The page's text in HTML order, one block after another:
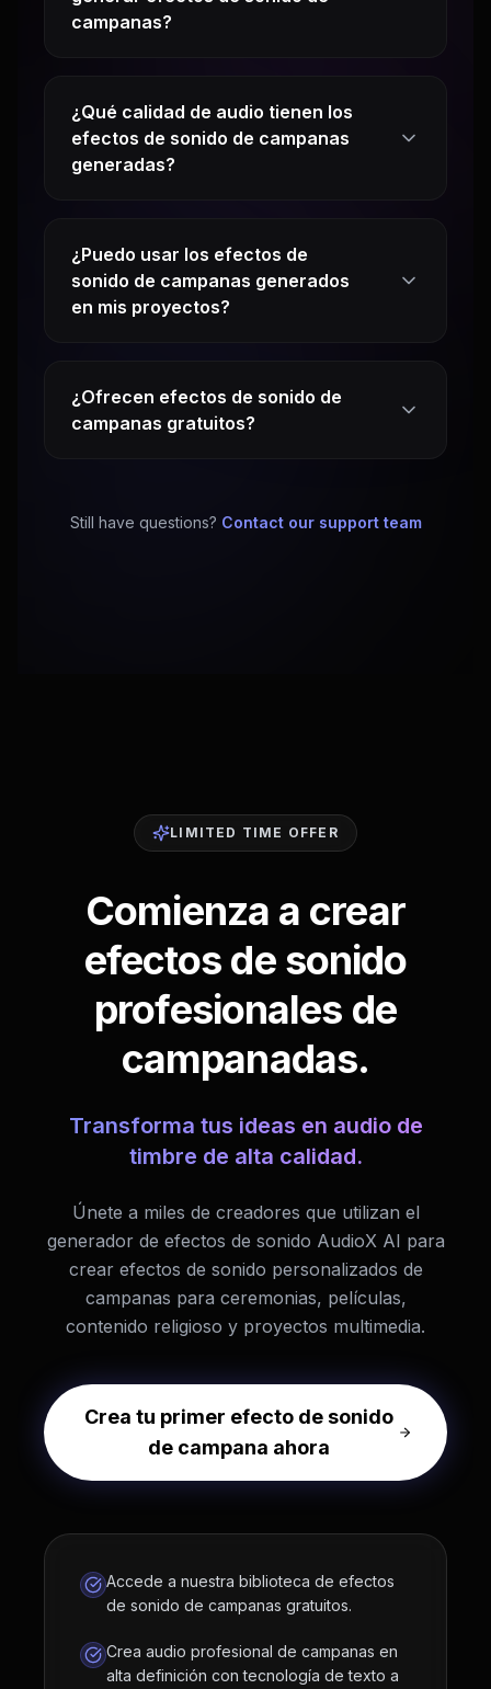
campanas?
¿Qué calidad de audio tienen los
efectos de sonido de campanas
generadas?
¿Puedo usar los efectos de
sonido de campanas generados
en mis proyectos?
¿Ofrecen efectos de sonido de
campanas gratuitos?
Still have questions? Contact our support team
LIMITED TIME OFFER
Comienza a crear
efectos de sonido
profesionales de
campanadas.
Transforma tus ideas en audio de
timbre de alta calidad.
Únete a miles de creadores que utilizan el
generador de efectos de sonido AudioX AI para
crear efectos de sonido personalizados de
campanas para ceremonias, películas,
contenido religioso y proyectos multimedia.
Crea tu primer efecto de sonido
de campana ahora
Accede a nuestra biblioteca de efectos
de sonido de campanas gratuitos.
Crea audio profesional de campanas en
alta definición con tecnología de texto a